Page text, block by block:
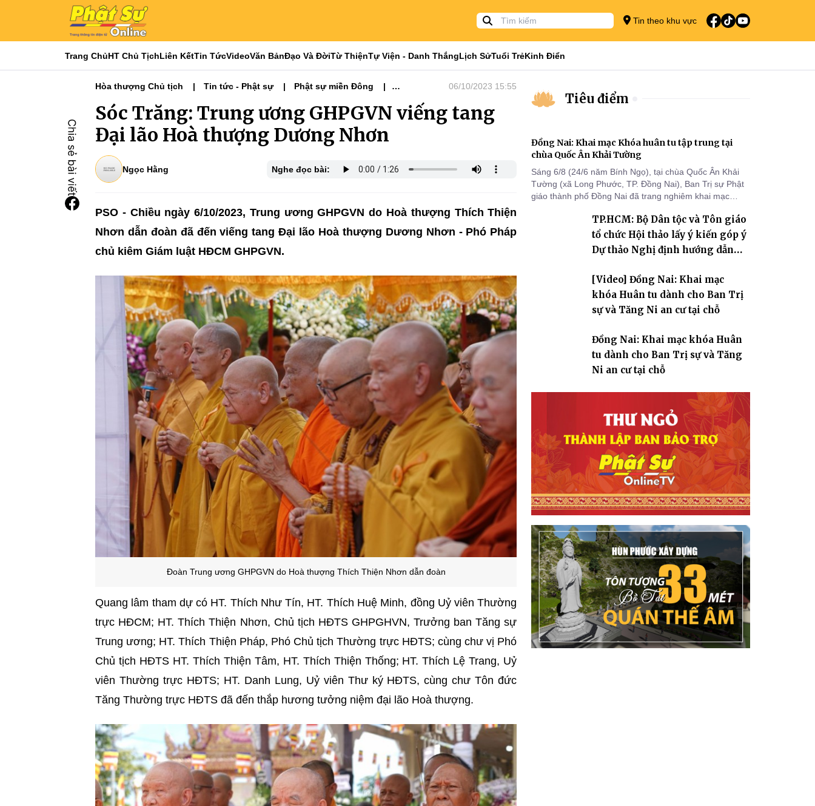
Tin theo khu vực
Trang ChủHT Chủ TịchLiên KếtTin TứcVideoVăn BảnĐạo Và ĐờiTừ ThiệnTự Viện - Danh ThắngLịch SửTuổi TrẻKinh Điển
Hòa thượng Chủ tịch Tin tức - Phật sự
Phật sự miền Đông
06/10/2023 15:55
Sóc Trăng: Trung ương GHPGVN viếng tang
Đại lão Hoà thượng Dương Nhơn
Ngọc Hằng Nghe đọc bài:
PSO - Chiều ngày 6/10/2023, Trung ương GHPGVN do Hoà thượng Thích Thiện
Nhơn dẫn đoàn đã đến viếng tang Đại lão Hoà thượng Dương Nhơn - Phó Pháp
chủ kiêm Giám luật HĐCM GHPGVN.
Đoàn Trung ương GHPGVN do Hoà thượng Thích Thiện Nhơn dẫn đoàn
Quang lâm tham dự có HT. Thích Như Tín, HT. Thích Huệ Minh, đồng Uỷ viên Thường
trực HĐCM; HT. Thích Thiện Nhơn, Chủ tịch HĐTS GHPGHVN, Trưởng ban Tăng sự
Trung ương; HT. Thích Thiện Pháp, Phó Chủ tịch Thường trực HĐTS; cùng chư vị Phó
Chủ tịch HĐTS HT. Thích Thiện Tâm, HT. Thích Thiện Thống; HT. Thích Lệ Trang, Uỷ
viên Thường trực HĐTS; HT. Danh Lung, Uỷ viên Thư ký HĐTS, cùng chư Tôn đức
Tăng Thường trực HĐTS đã đến thắp hương tưởng niệm đại lão Hoà thượng.
Tiêu điểm
Đồng Nai: Khai mạc Khóa huân tu tập trung tại
chùa Quốc Ân Khải Tường
Sáng 6/8 (24/6 năm Bính Ngọ), tại chùa Quốc Ân Khải
Tường (xã Long Phước, TP. Đồng Nai), Ban Trị sự Phật
giáo thành phố Đồng Nai đã trang nghiêm khai mạc
2570 dành cho chư Tăng hành giả an cư tại chỗ khu vực
VII, VIII và trường hạ chùa Quốc Ân Khải Tường.
TP.HCM: Bộ Dân tộc và Tôn giáo
tổ chức Hội thảo lấy ý kiến góp ý
Dự thảo Nghị định hướng dẫn
giáo
[Video] Đồng Nai: Khai mạc
khóa Huân tu dành cho Ban Trị
sự và Tăng Ni an cư tại chỗ
Đồng Nai: Khai mạc khóa Huân
tu dành cho Ban Trị sự và Tăng
Ni an cư tại chỗ